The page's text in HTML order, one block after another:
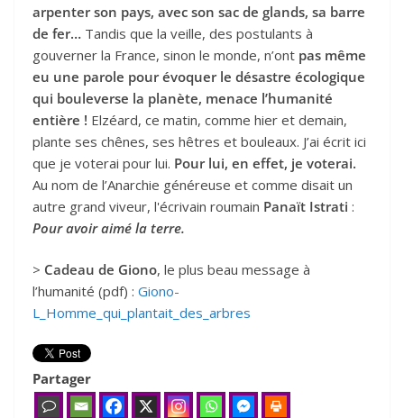
arpenter son pays, avec son sac de glands, sa barre
de fer… Tandis que la veille, des postulants à
gouverner la France, sinon le monde, n’ont pas même
eu une parole pour évoquer le désastre écologique
qui bouleverse la planète, menace l’humanité
entière ! Elzéard, ce matin, comme hier et demain,
plante ses chênes, ses hêtres et bouleaux. J’ai écrit ici
que je voterai pour lui. Pour lui, en effet, je voterai.
Au nom de l’Anarchie généreuse et comme disait un
autre grand viveur, l'écrivain roumain Panaït Istrati :
Pour avoir aimé la terre.
> Cadeau de Giono, le plus beau message à
l’humanité (pdf) : Giono-
L_Homme_qui_plantait_des_arbres
Partager